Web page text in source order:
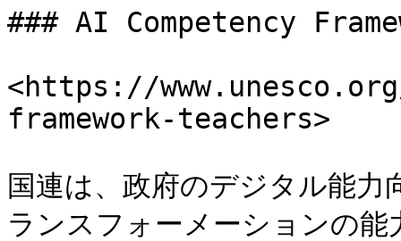
### AI Competency
<https://
framework-teachers>
国連は、政府のデジタル能
ランスフォーメーションの